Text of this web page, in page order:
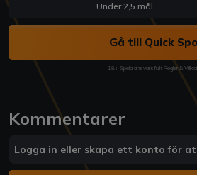
Under 2,5 mål
Gå till Quick
18+ Spela ansvarsfullt Regler &
Kommentarer
Logga in eller skapa ett konto för